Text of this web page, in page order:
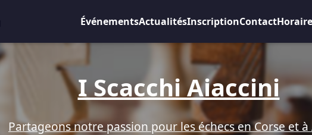
ÉvénementsActualitésInscriptionContact
I Scacchi Aiaccini
Partageons notre passion pour les échecs en Corse et à